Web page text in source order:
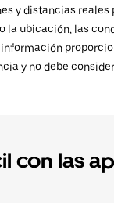
y distancias reales
la ubicación, las
y no debe
con las